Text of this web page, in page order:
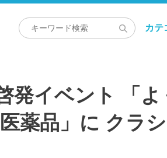
カテ
発イベント 「
薬品」に クラ